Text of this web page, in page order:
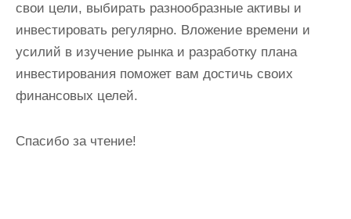
свои цели, выбирать разнообразные активы и
инвестировать регулярно. Вложение времени и
усилий в изучение рынка и разработку плана
инвестирования поможет вам достичь своих
финансовых целей.
Спасибо за чтение!